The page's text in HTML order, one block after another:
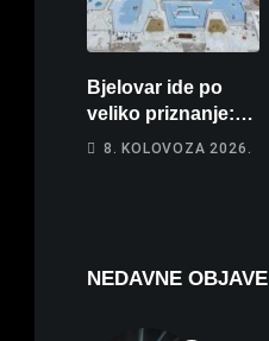
Bjelovar ide po
veliko priznanje:
Hrebak danas u
prvenstva
8. KOLOVOZA 2026.
NEDAVNE OBJAVE